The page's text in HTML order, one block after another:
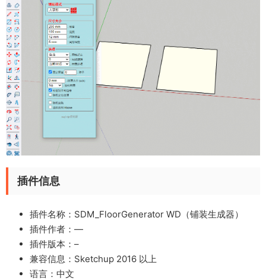
插件信息
插件名称：SDM_FloorGenerator WD（铺装生成器）
插件作者： —
插件版本：–
兼容信息：Sketchup 2016 以上
语言：中文